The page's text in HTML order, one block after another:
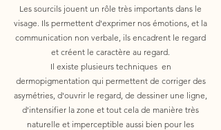
Les sourcils jouent un rôle très importants dans le
visage. Ils permettent d'exprimer nos émotions, et la
communication non verbale, ils encadrent le regard
et créent le caractère au regard.
Il existe plusieurs techniques en
dermopigmentation qui permettent de corriger des
asymétries, d'ouvrir le regard, de dessiner une ligne,
d'intensifier la zone et tout cela de manière très
naturelle et imperceptible aussi bien pour les